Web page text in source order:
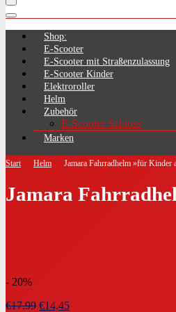
Shop:
E-Scooter
E-Scooter mit Straßenzulassung
E-Scooter Kinder
Elektroroller
Helm
Zubehör
E-Scooter Schloss
Marken
Start Helm Jamara Fahrradhelm »für Kinder
Jamara
- 20%
€17,99 Ursprünglicher
€14,45Aktueller